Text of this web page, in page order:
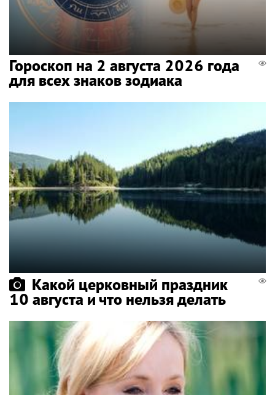
Гороскоп на 2 августа 2026 года
для всех знаков зодиака
Какой церковный праздник
10 августа и что нельзя делать